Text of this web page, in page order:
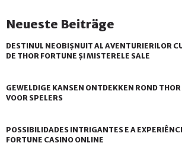
Neueste Beiträge
DESTINUL NEOBIȘNUIT AL AVENTURIERILOR
DE THOR FORTUNE ȘI MISTERELE SALE
GEWELDIGE KANSEN ONTDEKKEN ROND
VOOR SPELERS
POSSIBILIDADES INTRIGANTES E A
FORTUNE CASINO ONLINE